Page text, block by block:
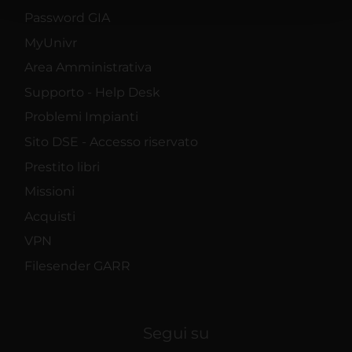
raccolto dal tuo utilizzo dei loro servizi.
Password GIA
MyUnivr
Area Amministrativa
Supporto - Help Desk
Problemi Impianti
Sito DSE - Accesso riservato
Prestito libri
Missioni
Acquisti
VPN
Filesender GARR
Segui su